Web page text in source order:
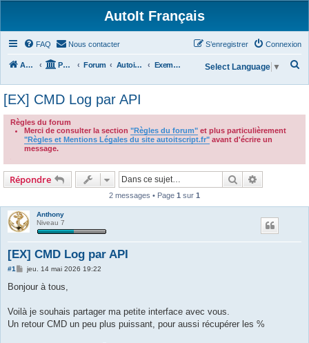
AutoIt Français
FAQ Nous contacter Connexion
S’enregistrer
Accueil Portail Forum Autoit v3 Exemples de Scripts
h
c
Select Language ▼
[EX] CMD Log par API
Règles du forum
Merci de consulter la section "Règles du forum" et plus particulièrement
"Règles et Mentions Légales du site autoitscript.fr" avant d'écrire un
message.
Répondre Rechercher
2 messages • Page 1 sur 1
Anthony
Niveau 7
[EX] CMD Log par API
#1
M
s
s
g
jeu. 14 mai 2026 19:22
Bonjour à tous,
Voilà je souhais partager ma petite interface avec vous.
Un retour CMD un peu plus puissant, pour aussi récupérer les %